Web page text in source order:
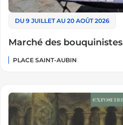
DU 9 JUILLET AU 20 AOÛT 2026
Marché des bouquinistes
PLACE SAINT-AUBIN